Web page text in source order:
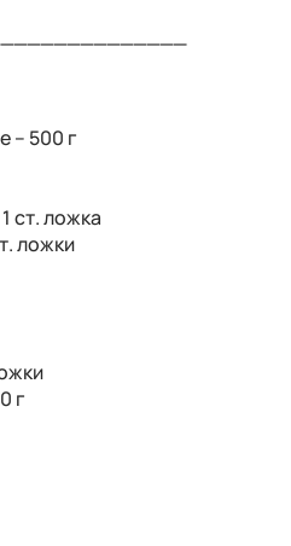
– 500 г
ст. ложка
ложки
г